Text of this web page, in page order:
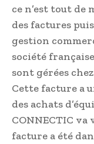
ce n’est tout de
des factures
gestion
société
sont gérées
Cette facture a
des achats
CONNECTIC va
facture a été